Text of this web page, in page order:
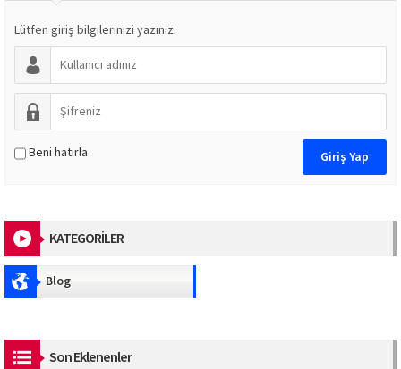
Lütfen giriş bilgilerinizi yazınız.
Beni hatırla
KATEGORİLER
Blog
Son Eklenenler